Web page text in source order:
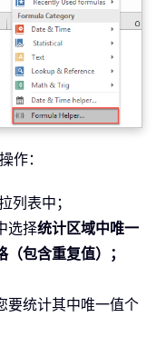
作：
列表中；
选择统计区域中唯一
包含重复值）；
要统计其中唯一值个